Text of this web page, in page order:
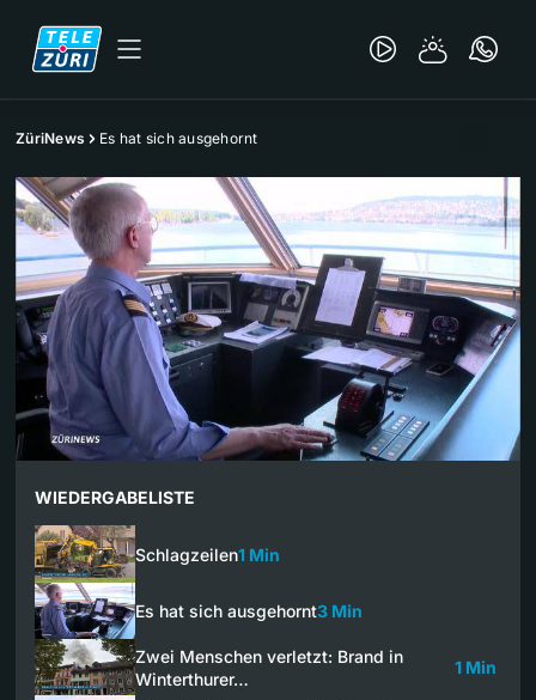
ZüriNews Es hat sich ausgehornt
WIEDERGABELISTE
Schlagzeilen1 Min
Es hat sich ausgehornt3 Min
Zwei Menschen verletzt: Brand in
Winterthurer…
1 Min